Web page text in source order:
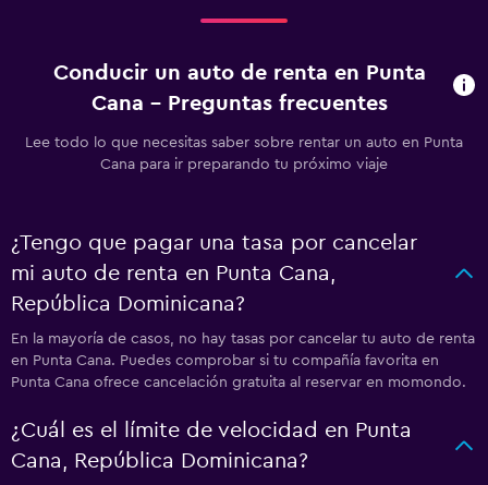
Conducir un auto de renta en Punta
Cana - Preguntas frecuentes
Lee todo lo que necesitas saber sobre rentar un auto en Punta
Cana para ir preparando tu próximo viaje
¿Tengo que pagar una tasa por cancelar
mi auto de renta en Punta Cana,
República Dominicana?
En la mayoría de casos, no hay tasas por cancelar tu auto de renta
en Punta Cana. Puedes comprobar si tu compañía favorita en
Punta Cana ofrece cancelación gratuita al reservar en momondo.
¿Cuál es el límite de velocidad en Punta
Cana, República Dominicana?